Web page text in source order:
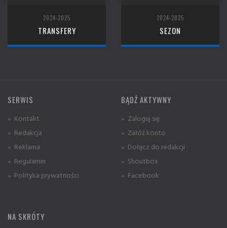
2024-2025
TRANSFERY
2024-2025
SEZON
SERWIS
» Kontakt
» Redakcja
» Reklama
» Regulamin
» Polityka prywatności
BĄDŹ AKTYWNY
» Zaloguj się
» Załóż konto
» Dołącz do redakcji
» Shoutbox
» Facebook
NA SKRÓTY